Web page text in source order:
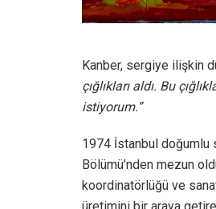
Kanber, sergiye ilişkin
çığlıkları aldı. Bu
istiyorum.”
1974 İstanbul doğumlu
Bölümü’nden mezun
koordinatörlüğü ve
üretimini bir araya